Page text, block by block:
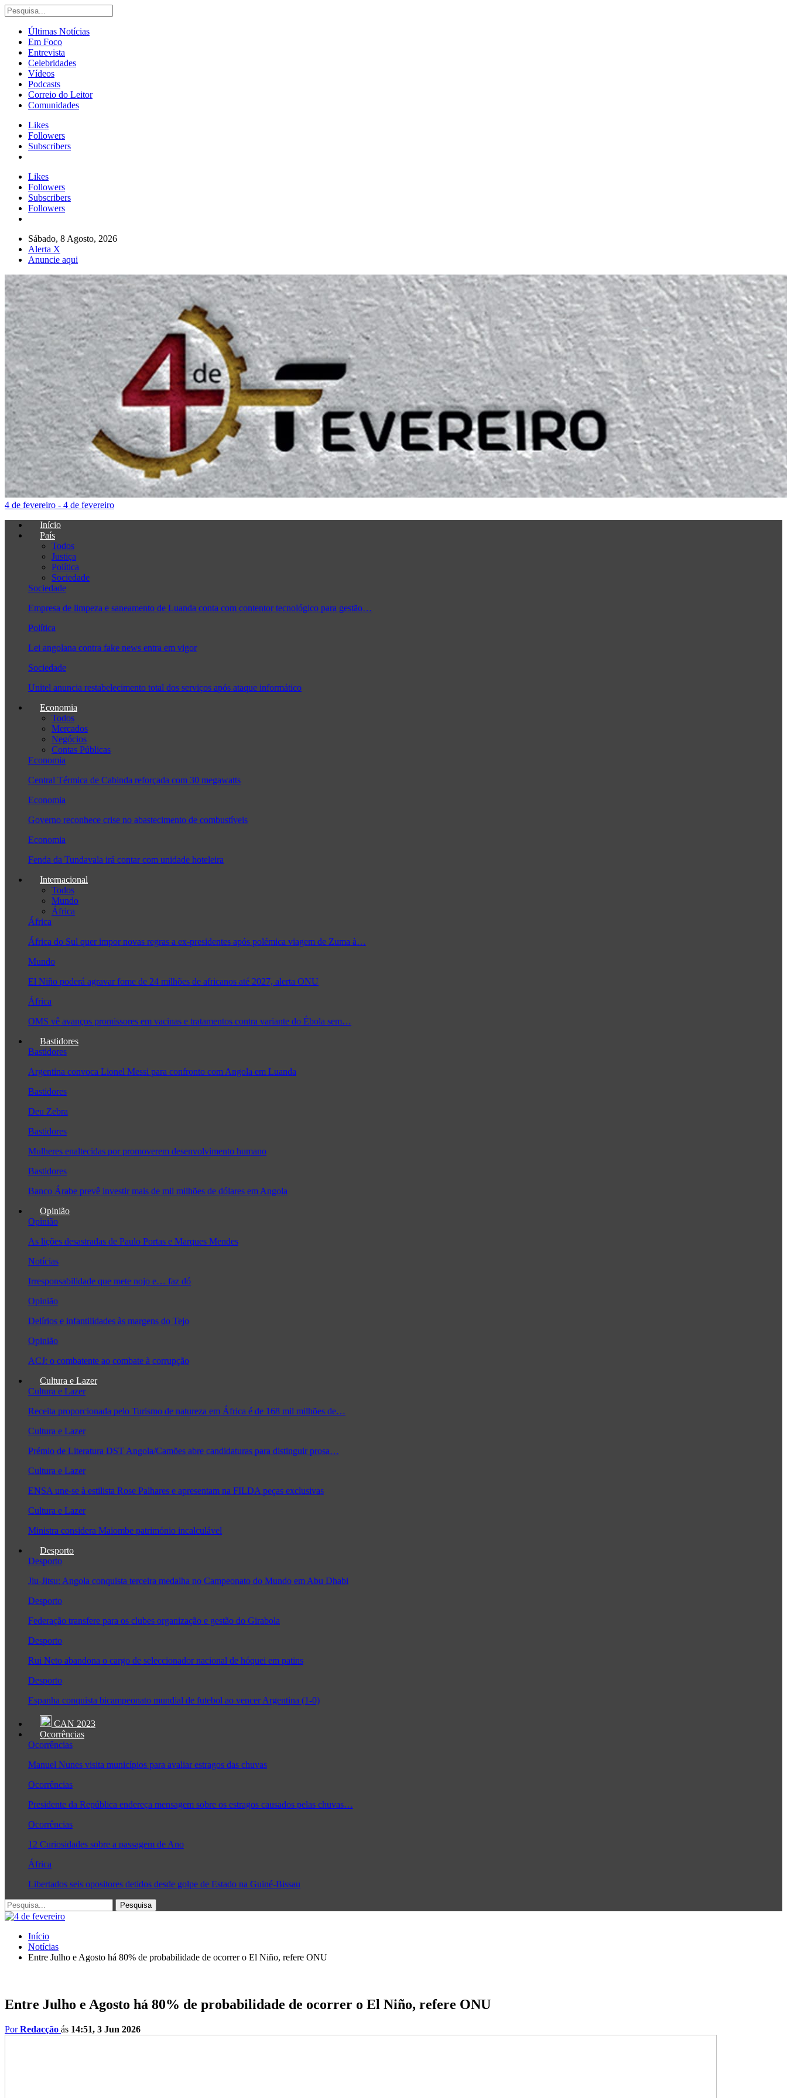
Últimas Notícias
Em Foco
Entrevista
Celebridades
Vídeos
Podcasts
Correio do Leitor
Comunidades
Likes
Followers
Subscribers
Likes
Followers
Subscribers
Followers
Sábado, 8 Agosto, 2026
Alerta X
Anuncie aqui
4 de fevereiro - 4 de fevereiro
Início
País
Todos
Justiça
Política
Sociedade
Sociedade
Empresa de limpeza e saneamento de Luanda conta com contentor tecnológico para gestão…
Política
Lei angolana contra fake news entra em vigor
Sociedade
Unitel anuncia restabelecimento total dos serviços após ataque informático
Economia
Todos
Mercados
Negócios
Contas Públicas
Economia
Central Térmica de Cabinda reforçada com 30 megawatts
Economia
Governo reconhece crise no abastecimento de combustíveis
Economia
Fenda da Tundavala irá contar com unidade hoteleira
Internacional
Todos
Mundo
África
África
África do Sul quer impor novas regras a ex-presidentes após polémica viagem de Zuma à…
Mundo
El Niño poderá agravar fome de 24 milhões de africanos até 2027, alerta ONU
África
OMS vê avanços promissores em vacinas e tratamentos contra variante do Ébola sem…
Bastidores
Bastidores
Argentina convoca Lionel Messi para confronto com Angola em Luanda
Bastidores
Deu Zebra
Bastidores
Mulheres enaltecidas por promoverem desenvolvimento humano
Bastidores
Banco Árabe prevê investir mais de mil milhões de dólares em Angola
Opinião
Opinião
As lições desastradas de Paulo Portas e Marques Mendes
Notícias
Irresponsabilidade que mete nojo e… faz dó
Opinião
Delírios e infantilidades às margens do Tejo
Opinião
ACJ: o combatente ao combate à corrupção
Cultura e Lazer
Cultura e Lazer
Receita proporcionada pelo Turismo de natureza em África é de 168 mil milhões de…
Cultura e Lazer
Prémio de Literatura DST Angola/Camões abre candidaturas para distinguir prosa…
Cultura e Lazer
ENSA une-se à estilista Rose Palhares e apresentam na FILDA peças exclusivas
Cultura e Lazer
Ministra considera Maiombe património incalculável
Desporto
Desporto
Jiu-Jitsu: Angola conquista terceira medalha no Campeonato do Mundo em Abu Dhabi
Desporto
Federação transfere para os clubes organização e gestão do Girabola
Desporto
Rui Neto abandona o cargo de seleccionador nacional de hóquei em patins
Desporto
Espanha conquista bicampeonato mundial de futebol ao vencer Argentina (1-0)
CAN 2023
Ocorrências
Ocorrências
Manuel Nunes visita municípios para avaliar estragos das chuvas
Ocorrências
Presidente da República endereça mensagem sobre os estragos causados pelas chuvas…
Ocorrências
12 Curiosidades sobre a passagem de Ano
África
Libertados seis opositores detidos desde golpe de Estado na Guiné-Bissau
Início
Notícias
Entre Julho e Agosto há 80% de probabilidade de ocorrer o El Niño, refere ONU
Entre Julho e Agosto há 80% de probabilidade de ocorrer o El Niño, refere ONU
PorRedacção ás 14:51, 3 Jun 2026